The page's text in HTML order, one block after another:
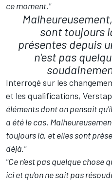
ce moment."
sont toujours
présentes depuis
n'est pas
Interrogé sur les
et les qualifications,
éléments dont on pensait
a été le cas.
toujours là, et elles sont
déjà."
"Ce n'est pas quelque chose
ici et qu'on ne sait pas